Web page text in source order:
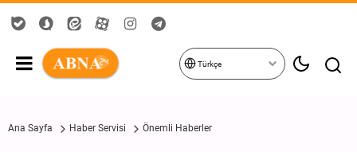
Türkçe
Ana Sayfa Haber Servisi Önemli Haberler